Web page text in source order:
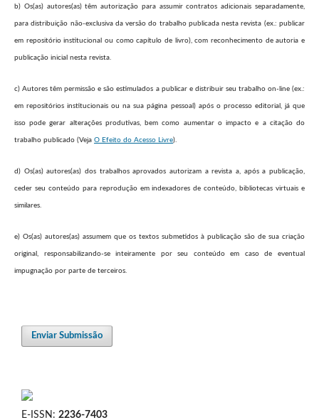
b) Os(as) autores(as) têm autorização para assumir contratos adicionais separadamente,
para distribuição não-exclusiva da versão do trabalho publicada nesta revista (ex.: publicar
em repositório institucional ou como capítulo de livro), com reconhecimento de autoria e
publicação inicial nesta revista.
c) Autores têm permissão e são estimulados a publicar e distribuir seu trabalho on-line (ex.:
em repositórios institucionais ou na sua página pessoal) após o processo editorial, já que
isso pode gerar alterações produtivas, bem como aumentar o impacto e a citação do
trabalho publicado (Veja O Efeito do Acesso Livre).
d) Os(as) autores(as) dos trabalhos aprovados autorizam a revista a, após a publicação,
ceder seu conteúdo para reprodução em indexadores de conteúdo, bibliotecas virtuais e
similares.
e) Os(as) autores(as) assumem que os textos submetidos à publicação são de sua criação
original, responsabilizando-se inteiramente por seu conteúdo em caso de eventual
impugnação por parte de terceiros.
Enviar Submissão
E-ISSN: 2236-7403